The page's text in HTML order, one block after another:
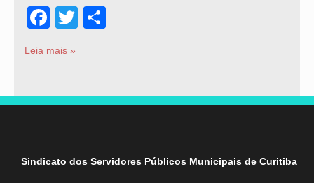
Facebook
Twitter
Leia mais »
Sindicato dos Servidores Públicos Municipais de Curitiba